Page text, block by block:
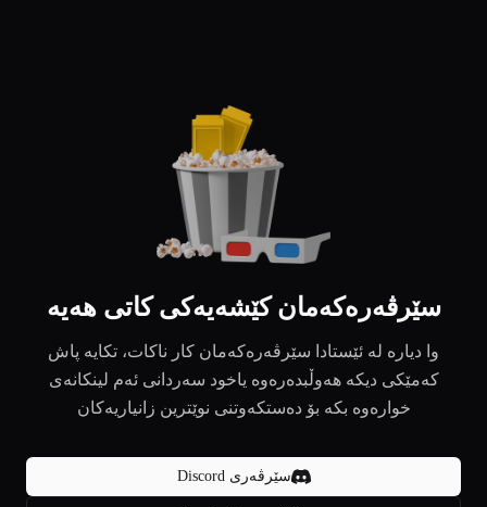
سێرڤەرەکەمان کێشەیەکی کاتی هەیە
وا دیارە لە ئێستادا سێرڤەرەکەمان کار ناکات، تکایە پاش
کەمێکی دیکە هەوڵبدەرەوە یاخود سەردانی ئەم لینکانەی
خوارەوە بکە بۆ دەستکەوتنی نوێترین زانیاریەکان
سێرڤەری Discord